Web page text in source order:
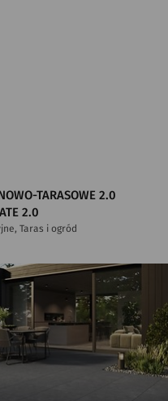
TARASOWE 2.0
2.0
Taras i ogród